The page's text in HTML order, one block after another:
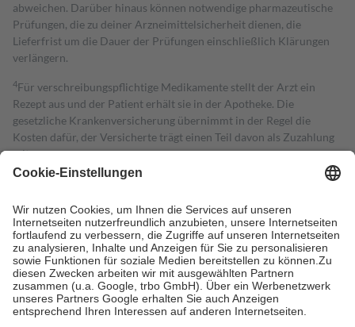
abweichen. Darüber hinaus können notwendige pharmazeutische
Prüfungen, die zu deiner Arzneimittelsicherheit dienen, die
Lieferfrist um die Dauer der Prüfungen einschließlich Klärungen
verlängern.
4Für verschreibungspflichtige Medikamente stellt der Arzt ein
Rezept aus und der Patient erhält sie in der Apotheke. Die
gesetzliche Krankenversicherung übernimmt in der Regel die
Kosten dafür, der Versicherte trägt einen Teil davon als Zuzahlung
mit.
Grundsätzlich leisten Mitglieder Zuzahlungen in Höhe von zehn
höchstens zehn Euro.
Es sind jedoch nie mehr als die tatsächlichen
Kosten der Leistung zu entrichten.
Diese Regeln gelten grundsätzlich auch für Online-Apotheken.
Bei Heilmitteln und häuslicher Krankenpflege beträgt die
Zuzahlung zehn Prozent der Kosten sowie zehn Euro je
Verordnung.
Um das Engagement der Versicherten für ihre eigene Gesundheit zu
stärken und die besondere Stellung der Familie zu unterstützen,